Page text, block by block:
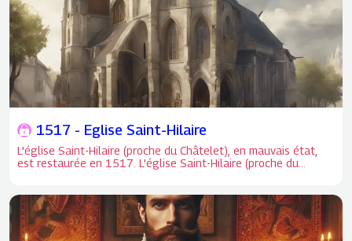
1517 - Eglise Saint-Hilaire
L'église Saint-Hilaire (proche du Châtelet), en mauvais état,
est restaurée en 1517. L'église Saint-Hilaire (proche du